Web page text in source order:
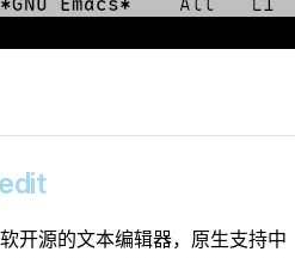
开源的文本编辑器，原生支持中